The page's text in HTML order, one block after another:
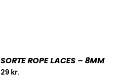
SORTE ROPE LACES – 8MM
29 kr.